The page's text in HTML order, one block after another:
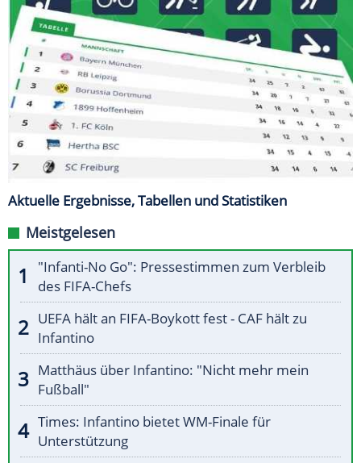
Aktuelle Ergebnisse, Tabellen und Statistiken
Meistgelesen
"Infanti-No Go": Pressestimmen zum Verbleib
des FIFA-Chefs
UEFA hält an FIFA-Boykott fest - CAF hält zu
Infantino
Matthäus über Infantino: "Nicht mehr mein
Fußball"
Times: Infantino bietet WM-Finale für
Unterstützung